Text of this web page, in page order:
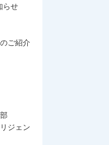
らせ
ご紹介
ジェン